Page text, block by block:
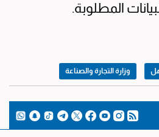
المطلوبة.
وزارة التجارة والصناعة